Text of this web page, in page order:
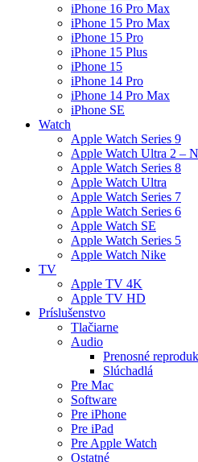
iPhone 16 Pro Max
iPhone 15 Pro Max
iPhone 15 Pro
iPhone 15 Plus
iPhone 15
iPhone 14 Pro
iPhone 14 Pro Max
iPhone SE
Watch
Apple Watch Series 9
Apple Watch Ultra 2 –
Apple Watch Series 8
Apple Watch Ultra
Apple Watch Series 7
Apple Watch Series 6
Apple Watch SE
Apple Watch Series 5
Apple Watch Nike
TV
Apple TV 4K
Apple TV HD
Príslušenstvo
Tlačiarne
Audio
Prenosné
Slúchadlá
Pre Mac
Software
Pre iPhone
Pre iPad
Pre Apple Watch
Ostatné